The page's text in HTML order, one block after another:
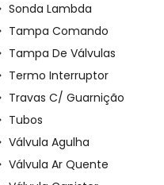
Sonda Lambda
Tampa Comando
Tampa De Válvulas
Termo Interruptor
Travas C/ Guarnição
Tubos
Válvula Agulha
Válvula Ar Quente